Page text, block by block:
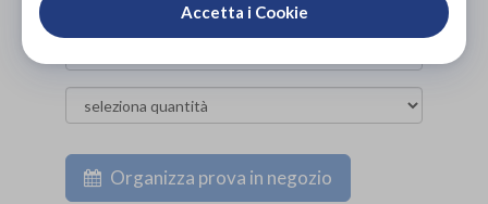
Organizza prova in negozio
Accetta i Cookie